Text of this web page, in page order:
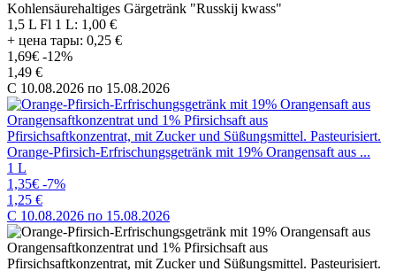
Kohlensäurehaltiges Gärgetränk "Russkij kwass"
1,5 L Fl 1 L: 1,00 €
+ цена тары: 0,25 €
1,69€ -12%
1,49 €
C 10.08.2026 по 15.08.2026
Orange-Pfirsich-Erfrischungsgetränk mit 19% Orangensaft aus ...
1 L
1,35€ -7%
1,25 €
C 10.08.2026 по 15.08.2026